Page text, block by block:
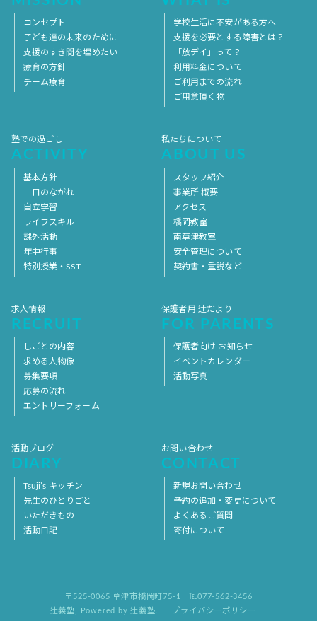
コンセプト
子ども達の未来のために
支援のすき間を埋めたい
療育の方針
チーム療育
学校生活に不安がある方へ
支援を必要とする障害とは？
「放デイ」って？
利用料金について
ご利用までの流れ
ご用意頂く物
塾での過ごし
ACTIVITY
基本方針
一日のながれ
自立学習
ライフスキル
課外活動
年中行事
特別授業・SST
私たちについて
ABOUT US
スタッフ紹介
事業所 概要
アクセス
橋岡教室
南草津教室
安全管理について
契約書・重説など
求人情報
RECRUIT
しごとの内容
求める人物像
募集要項
応募の流れ
エントリーフォーム
保護者用 辻だより
FOR PARENTS
保護者向け お知らせ
イベントカレンダー
活動写真
活動ブログ
DIARY
Tsuji’s キッチン
先生のひとりごと
いただきもの
活動日記
お問い合わせ
CONTACT
新規お問い合わせ
予約の追加・変更について
よくあるご質問
寄付について
〒525-0065 草津市橋岡町75-1
℡077-562-3456
辻義塾, Powered by 辻義塾. プライバシーポリシー